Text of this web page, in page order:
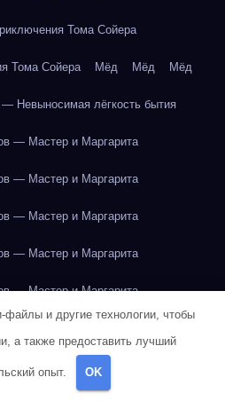
Тома Сойера
Тома Сойера Мёд Мёд Мёд
Невыносимая лёгкость бытия
— Мастер и Маргарита
— Мастер и Маргарита
— Мастер и Маргарита
— Мастер и Маргарита
— Мастер и Маргарита
— Мастер и Маргарита
файлы и другие технологии, чтобы
а также предоставить лучший
опыт. OK